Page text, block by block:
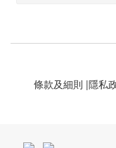
條款及細則 |隱私